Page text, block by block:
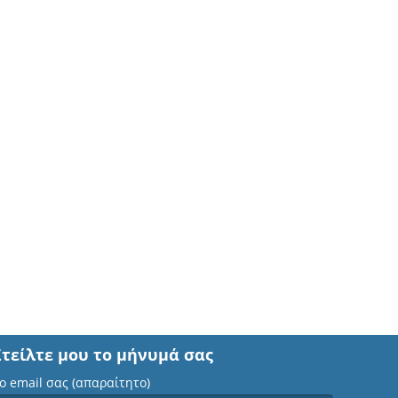
μου το μήνυμά σας
email σας (απαραίτητο)